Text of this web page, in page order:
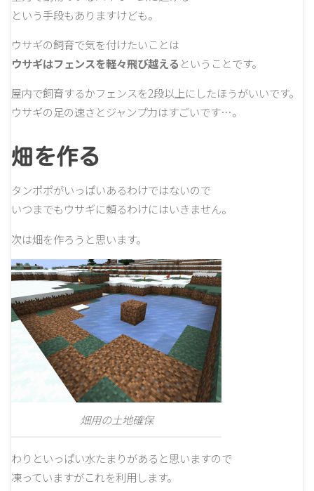
という手段もありますけども。
ウサギの飼育で気を付けたいことは
ウサギはフェンスを軽々飛び越える ということです。
屋内で飼育するかフェンスを2段以上にしたほうがいいです。
ウサギの足の速さとジャンプ力はすごいです…。
畑を作る
タンポポがいっぱいあるわけではないので
いつまでもウサギに頼るわけにはいきません。
次は畑を作ろうと思います。
畑用の土地確保
わりといっぱい水たまりがあると思いますので
凍っていますがこれを利用します。